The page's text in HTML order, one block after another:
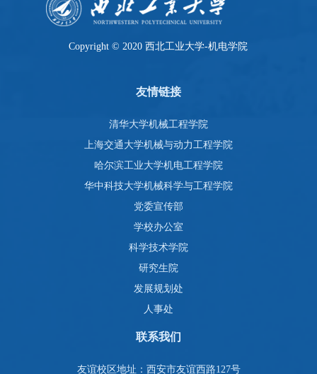
Copyright © 2020 西北工业大学-机电学院
友情链接
清华大学机械工程学院
上海交通大学机械与动力工程学院
哈尔滨工业大学机电工程学院
华中科技大学机械科学与工程学院
党委宣传部
学校办公室
科学技术学院
研究生院
发展规划处
人事处
联系我们
友谊校区地址：西安市友谊西路127号